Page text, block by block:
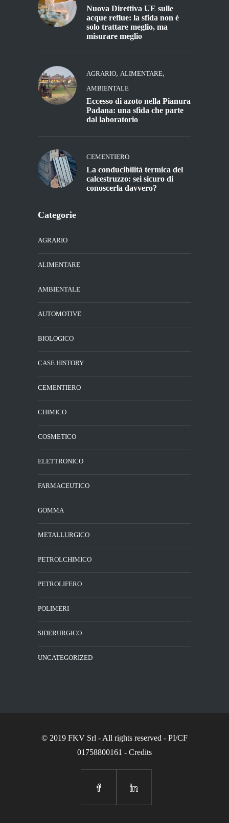
Nuova Direttiva UE sulle
acque reflue: la sfida non è
solo trattare meglio, ma
misurare meglio
AGRARIO, ALIMENTARE,
AMBIENTALE
Eccesso di azoto nella Pianura
Padana: una sfida che parte
dal laboratorio
CEMENTIERO
La conducibilità termica del
calcestruzzo: sei sicuro di
conoscerla davvero?
Categorie
AGRARIO
ALIMENTARE
AMBIENTALE
AUTOMOTIVE
BIOLOGICO
CASE HISTORY
CEMENTIERO
CHIMICO
COSMETICO
ELETTRONICO
FARMACEUTICO
GOMMA
METALLURGICO
PETROLCHIMICO
PETROLIFERO
POLIMERI
SIDERURGICO
UNCATEGORIZED
© 2019 FKV Srl - All rights reserved - PI/CF
01758800161 - Credits